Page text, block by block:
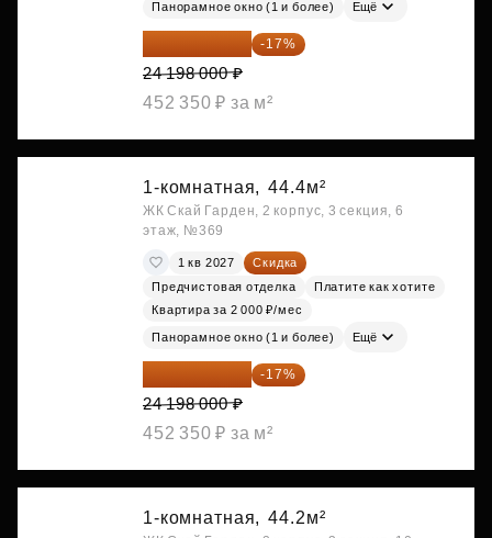
Панорамное окно (1 и более) Ещё
20 084 340 ₽ -17%
24 198 000 ₽
452 350 ₽ за м²
1-комнатная, 44.4м²
ЖК Скай Гарден, 2 корпус, 3 секция, 6
этаж, №369
1 кв 2027
Скидка
Предчистовая отделка
Платите как хотите
Квартира за 2 000 ₽/мес
Панорамное окно (1 и более) Ещё
20 084 340 ₽ -17%
24 198 000 ₽
452 350 ₽ за м²
1-комнатная, 44.2м²